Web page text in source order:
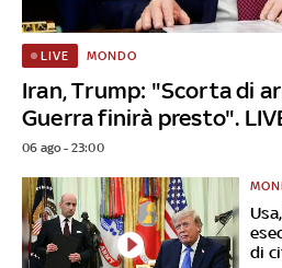
Iran, Trump: "Scorta di
Guerra finirà presto".
LIVE MONDO
06 ago - 23:00
di